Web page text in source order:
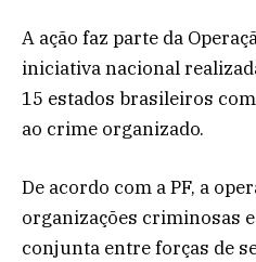
A ação faz parte da
iniciativa nacional
15 estados brasileiros
ao crime organizado.
De acordo com a PF, a
organizações criminosas
conjunta entre forças de